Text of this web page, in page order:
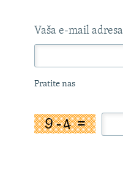
Vaša e-mail adresa
Pratite nas